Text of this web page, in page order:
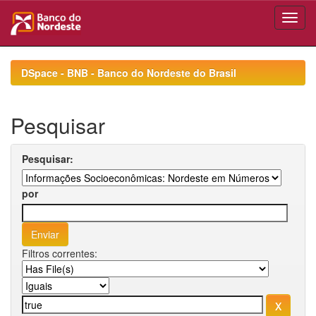
navigationDSpace - BNB - Banco do Nordeste do Brasil
Pesquisar
Pesquisar:
por
Filtros correntes: